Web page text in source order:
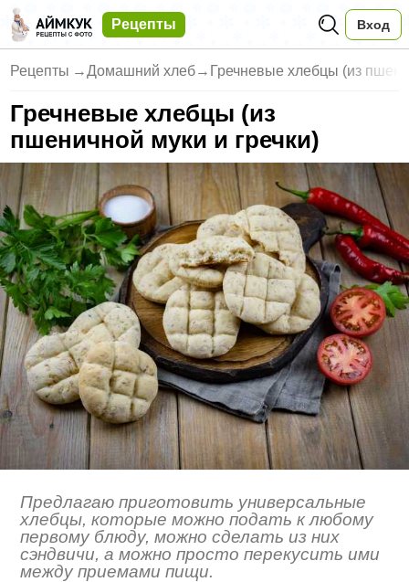
Рецепты Вход
Рецепты →Домашний хлеб→ Гречневые хлебцы (из
Гречневые хлебцы (из
пшеничной муки и гречки)
Предлагаю приготовить универсальные
хлебцы, которые можно подать к любому
первому блюду, можно сделать из них
сэндвичи, а можно просто перекусить ими
между приемами пищи.